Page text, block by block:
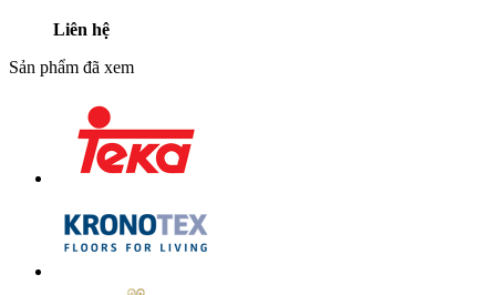
Liên hệ
Sản phẩm đã xem